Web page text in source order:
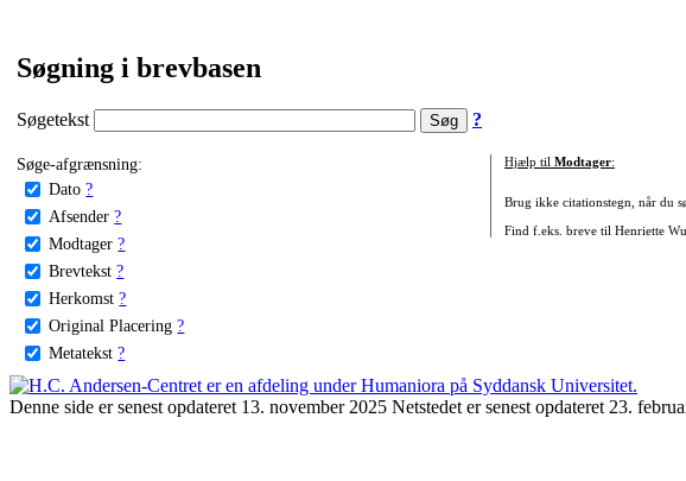
Søgning i brevbasen
Søgetekst ?
Søge-afgrænsning:
Dato ?
Afsender ?
Modtager ?
Brevtekst ?
Herkomst ?
Original Placering ?
Metatekst ?
Hjælp til Modtager:
Brug ikke citationstegn, når du
Find f.eks. breve til Henriette
Denne side er senest opdateret 13. november 2025 Netstedet er senest opdateret 23.